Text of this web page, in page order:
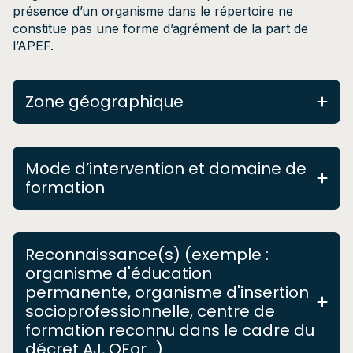
présence d’un organisme dans le répertoire ne
constitue pas une forme d’agrément de la part de
l’APEF.
Zone géographique
Bruxelles
Luxembourg
Namur
Mode d’intervention et domaine de
formation
Formations
Éducation à la vie affective et sexuelle
Multi-culturalité
Public LGBTQI
Reconnaissance(s) (exemple :
organisme d'éducation
permanente, organisme d'insertion
socioprofessionnelle, centre de
formation reconnu dans le cadre du